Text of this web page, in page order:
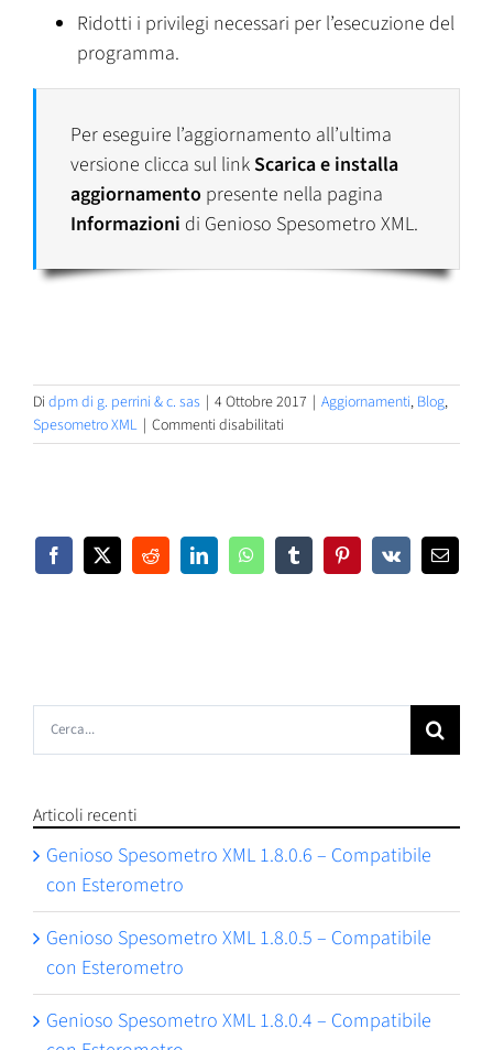
Ridotti i privilegi necessari per l’esecuzione del
programma.
Per eseguire l’aggiornamento all’ultima
versione clicca sul linkScarica e installa
aggiornamento presente nella pagina
Informazioni di Genioso Spesometro XML.
Di dpm di g. perrini & c. sas | 4 Ottobre 2017 | Aggiornamenti, Blog,
Spesometro XML | Commenti disabilitati
Genioso
Facebook
X RedditLinkedInWhatsAppTumblrPinterest
Vk Email
Cerca
per:
Articoli recenti
Genioso Spesometro XML 1.8.0.6 – Compatibile
con Esterometro
Genioso Spesometro XML 1.8.0.5 – Compatibile
con Esterometro
Genioso Spesometro XML 1.8.0.4 – Compatibile